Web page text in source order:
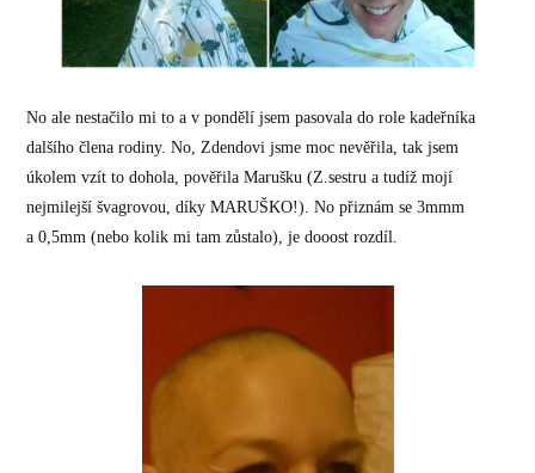
No ale nestačilo mi to a v pondělí jsem pasovala do role kadeřníka
dalšího člena rodiny. No, Zdendovi jsme moc nevěřila, tak jsem
úkolem vzít to dohola, pověřila Marušku (Z.sestru a tudíž mojí
nejmilejší švagrovou, díky MARUŠKO!). No přiznám se 3mmm
a 0,5mm (nebo kolik mi tam zůstalo), je dooost rozdíl.